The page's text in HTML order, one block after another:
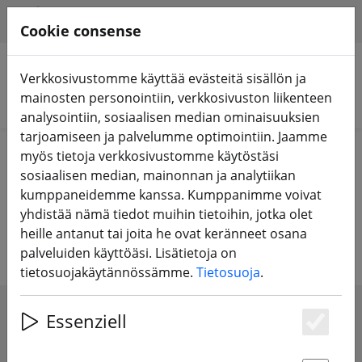
Hae tuotteita
Home Paristot Ladattava Li-Ion-akku
Li-Ion akut - 18650 18500 ICR NCR
akut - Samsung & Panasonic
Cookie consense
Verkkosivustomme käyttää evästeitä sisällön ja
mainosten personointiin, verkkosivuston liikenteen
analysointiin, sosiaalisen median ominaisuuksien
tarjoamiseen ja palvelumme optimointiin. Jaamme
myös tietoja verkkosivustomme käytöstäsi
sosiaalisen median, mainonnan ja analytiikan
kumppaneidemme kanssa. Kumppanimme voivat
yhdistää nämä tiedot muihin tietoihin, jotka olet
heille antanut tai joita he ovat keränneet osana
palveluiden käyttöäsi. Lisätietoja on
tietosuojakäytännössämme. Tietosuoja.
Essenziell